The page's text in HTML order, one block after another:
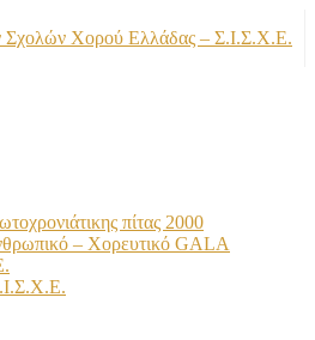
πίτας 2000
– Χορευτικό GALA